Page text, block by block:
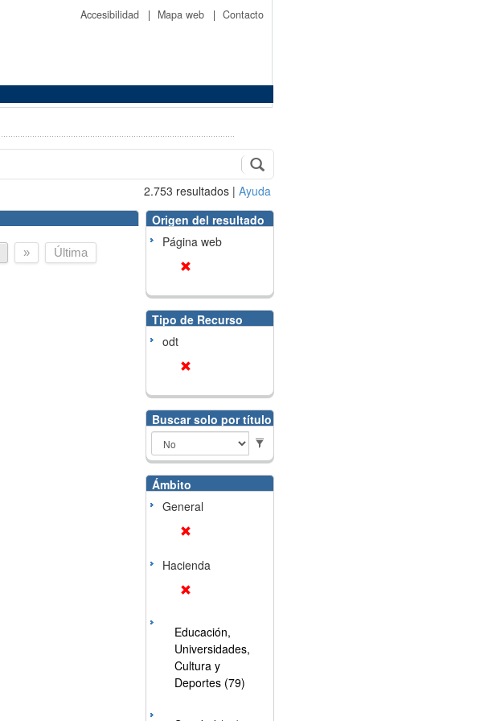
Accesibilidad | Mapa web | Contacto
2.753 resultados | Ayuda
» Última
Origen del resultado
Página web
Tipo de Recurso
odt
Buscar solo por título
Ámbito
General
Hacienda
Educación,
Universidades,
Cultura y
Deportes (79)